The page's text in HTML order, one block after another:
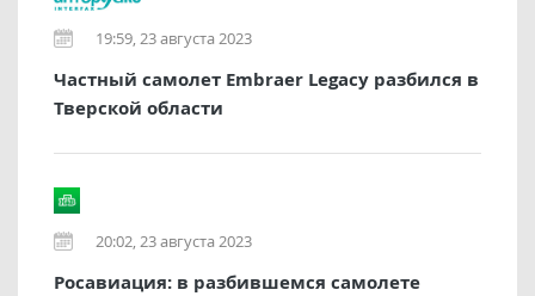
19:59, 23 августа 2023
Частный самолет Embraer Legacy разбился в
Тверской области
20:02, 23 августа 2023
Росавиация: в разбившемся самолете